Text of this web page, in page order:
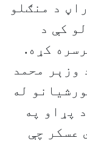
د منګلو
کې د
کړه.
وزېر محمد
له
پړاو په
عسکر چې